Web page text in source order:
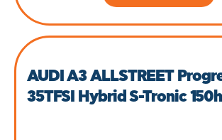
AUDI A3 ALLSTREET
35TFSI Hybrid S-Tronic